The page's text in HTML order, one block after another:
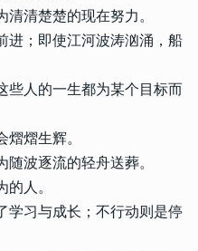
清楚楚的现在努力。
进；即使江河波涛汹涌，船
些人的一生都为某个目标而
熠生辉。
波逐流的轻舟送葬。
人。
学习与成长；不行动则是停